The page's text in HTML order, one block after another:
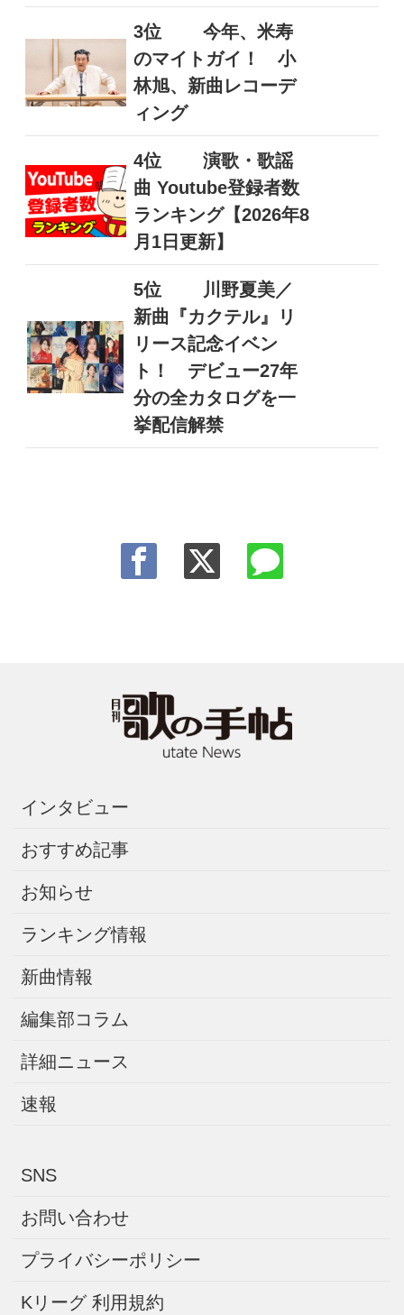
3位
今年、米寿
のマイトガイ！ 小
林旭、新曲レコーデ
ィング
4位
演歌・歌謡
曲 Youtube登録者数
ランキング【2026年8
月1日更新】
5位
川野夏美／
新曲『カクテル』リ
リース記念イベン
ト！ デビュー27年
分の全カタログを一
挙配信解禁
インタビュー
おすすめ記事
お知らせ
ランキング情報
新曲情報
編集部コラム
詳細ニュース
速報
SNS
お問い合わせ
プライバシーポリシー
Kリーグ 利用規約